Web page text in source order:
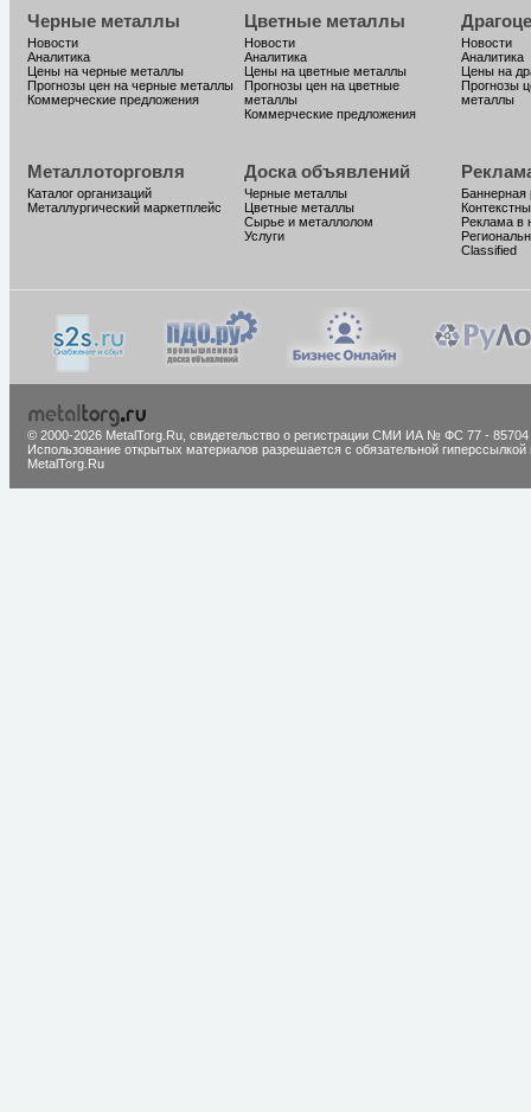
Черные металлы
Новости
Аналитика
Цены на черные металлы
Прогнозы цен на черные металлы
Коммерческие предложения
Цветные металлы
Новости
Аналитика
Цены на цветные металлы
Прогнозы цен на цветные
металлы
Коммерческие предложения
Новости
Аналитика
Цены на
Прогнозы
металлы
Металлоторговля
Каталог организаций
Металлургический маркетплейс
Доска объявлений
Черные металлы
Цветные металлы
Сырье и металлолом
Услуги
Баннерная
Реклама в
Classified
© 2000-2026 MetalTorg.Ru, cвидетельство о регистрации СМИ ИА № ФС 77 - 85704
Использование открытых материалов разрешается с обязательной гиперссылкой
MetalTorg.Ru